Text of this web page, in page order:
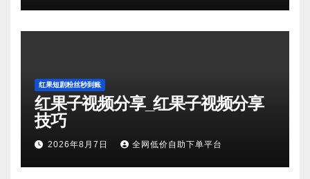
红果短剧粉丝秒到账
红果子视频分享_红果子视频分享
技巧
2026年8月7日 全网低价自助下单平台